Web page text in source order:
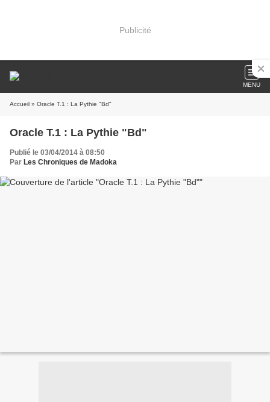
Publicité
MENU
Accueil » Oracle T.1 : La Pythie "Bd"
Oracle T.1 : La Pythie "Bd"
Publié le 03/04/2014 à 08:50
Par Les Chroniques de Madoka